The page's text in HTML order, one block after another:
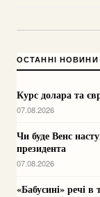
ОСТАННІ НОВИНИ
Курс долара та
07.08.2026
Чи буде Венс
президента
07.08.2026
«Бабусині» речі